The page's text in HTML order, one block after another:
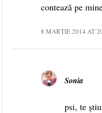
contează pe
8 MARTIE 2014 AT
Sonia
psi, te